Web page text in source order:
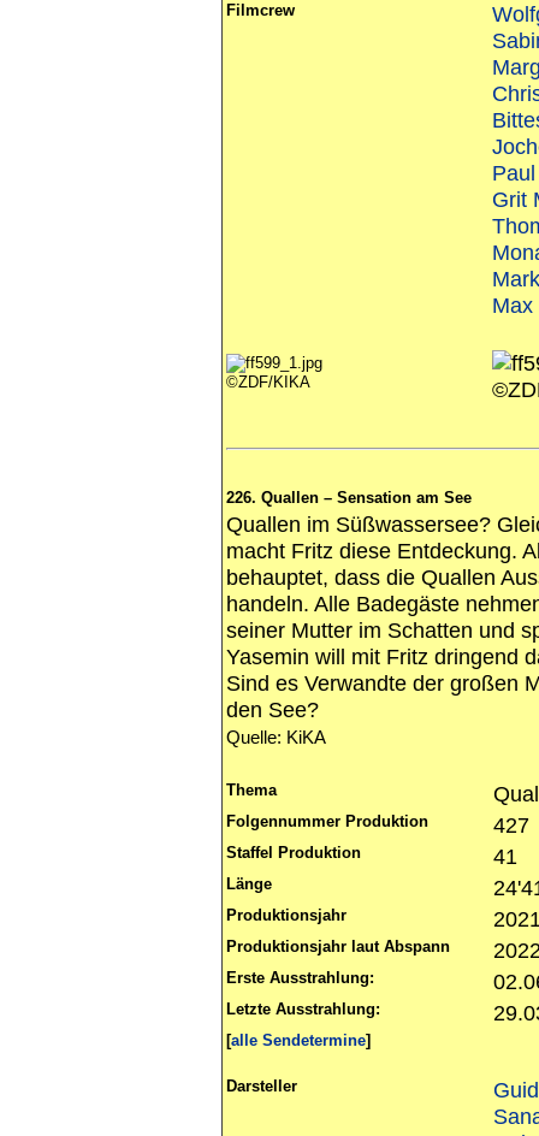
Filmcrew
Grit
Max
©ZDF/KIKA
226. Quallen – Sensation am See
Quallen im Süßwassersee?
macht Fritz diese Entdeckung.
behauptet, dass die Quallen
handeln. Alle Badegäste
seiner Mutter im Schatten und
Yasemin will mit Fritz dringend
Sind es Verwandte der großen
den See?
Quelle: KiKA
Thema
Folgennummer Produktion 427
Staffel Produktion 41
Länge
Produktionsjahr
Produktionsjahr laut Abspann
Erste Ausstrahlung:
Letzte Ausstrahlung:
[alle Sendetermine]
Darsteller